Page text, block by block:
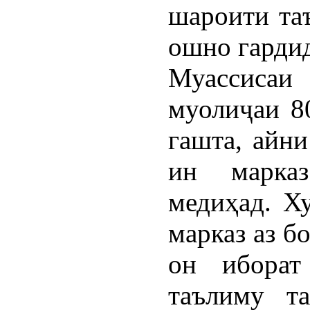
шароити
ошно
муолиҷаи
гашта,
ин
медиҳад.
марказ аз
он
таълиму